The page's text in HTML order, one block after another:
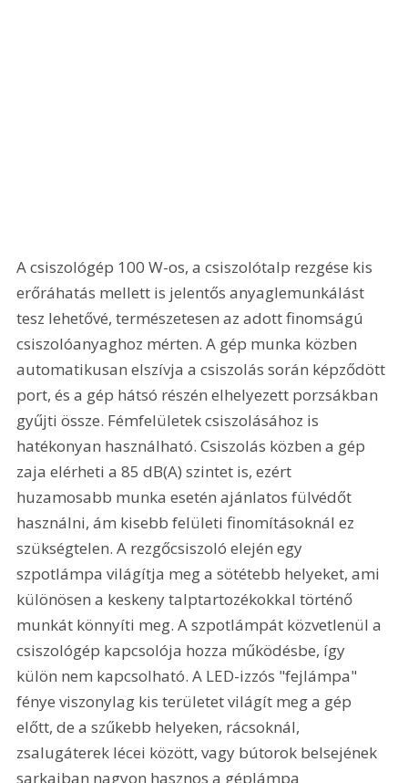
A csiszológép 100 W-os, a csiszolótalp rezgése kis
erőráhatás mellett is jelentős anyaglemunkálást
tesz lehetővé, természetesen az adott finomságú
csiszolóanyaghoz mérten. A gép munka közben
automatikusan elszívja a csiszolás során képződött
port, és a gép hátsó részén elhelyezett porzsákban
gyűjti össze. Fémfelületek csiszolásához is
hatékonyan használható. Csiszolás közben a gép
zaja elérheti a 85 dB(A) szintet is, ezért
huzamosabb munka esetén ajánlatos fülvédőt
használni, ám kisebb felületi finomításoknál ez
szükségtelen. A rezgőcsiszoló elején egy
szpotlámpa világítja meg a sötétebb helyeket, ami
különösen a keskeny talptartozékokkal történő
munkát könnyíti meg. A szpotlámpát közvetlenül a
csiszológép kapcsolója hozza működésbe, így
külön nem kapcsolható. A LED-izzós "fejlámpa"
fénye viszonylag kis területet világít meg a gép
előtt, de a szűkebb helyeken, rácsoknál,
zsalugáterek lécei között, vagy bútorok belsejének
sarkaiban nagyon hasznos a géplámpa